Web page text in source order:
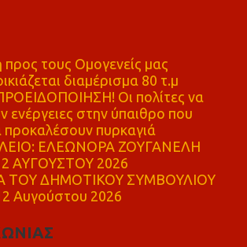
τους Ομογενείς μας
διαμέρισμα 80 τ.μ
Οι πολίτες να
ενέργειες στην ύπαιθρο που
πυρκαγιά
ΕΛΕΩΝΟΡΑ ΖΟΥΓΑΝΕΛΗ
ΑΥΓΟΥΣΤΟΥ 2026
ΤΟΥ ΔΗΜΟΤΙΚΟΥ ΣΥΜΒΟΥΛΙΟΥ
Αυγούστου 2026